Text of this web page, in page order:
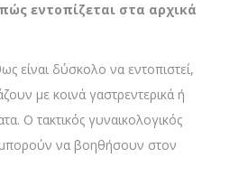
εντοπίζεται στα αρχικά
είναι δύσκολο να εντοπιστεί,
με κοινά γαστρεντερικά ή
Ο τακτικός γυναικολογικός
να βοηθήσουν στον